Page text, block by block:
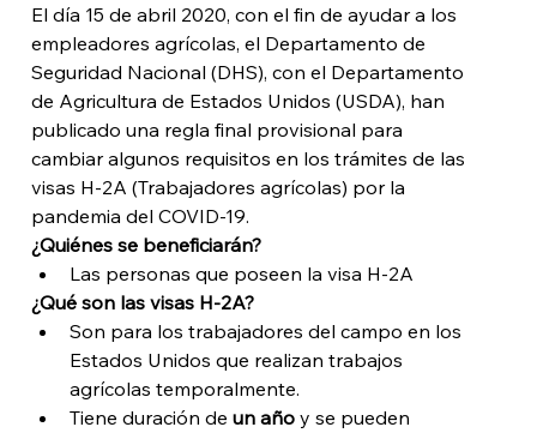
El día 15 de abril 2020, con el fin de ayudar a los
empleadores agrícolas, el Departamento de
Seguridad Nacional (DHS), con el Departamento
de Agricultura de Estados Unidos (USDA), han
publicado una regla final provisional para
cambiar algunos requisitos en los trámites de las
visas H-2A (Trabajadores agrícolas) por la
pandemia del COVID-19.
¿Quiénes se beneficiarán?
Las personas que poseen la visa H-2A
¿Qué son las visas H-2A?
Son para los trabajadores del campo en los
Estados Unidos que realizan trabajos
agrícolas temporalmente.
Tiene duración de un año y se pueden